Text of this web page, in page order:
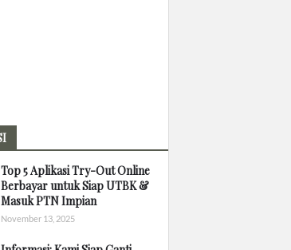
Top 5 Aplikasi Try-Out Online
Berbayar untuk Siap UTBK &
Masuk PTN Impian
November 13, 2025